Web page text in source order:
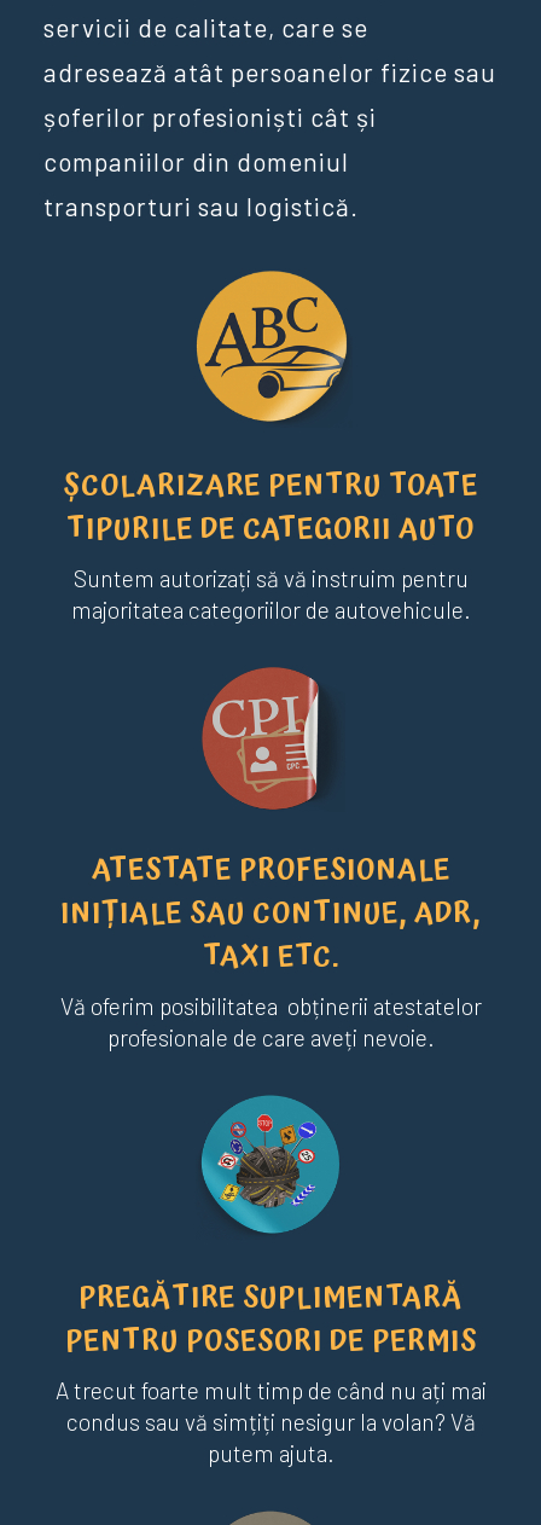
servicii de calitate, care se
adresează atât persoanelor fizice sau
șoferilor profesioniști cât și
companiilor din domeniul
transporturi sau logistică.
ȘCOLARIZARE PENTRU TOATE
TIPURILE DE CATEGORII AUTO
Suntem autorizați să vă instruim pentru
majoritatea categoriilor de autovehicule.
ATESTATE PROFESIONALE
INIȚIALE SAU CONTINUE, ADR,
TAXI ETC.
Vă oferim posibilitatea obținerii atestatelor
profesionale de care aveți nevoie.
PREGĂTIRE SUPLIMENTARĂ
PENTRU POSESORI DE PERMIS
A trecut foarte mult timp de când nu ați mai
condus sau vă simțiți nesigur la volan? Vă
putem ajuta.